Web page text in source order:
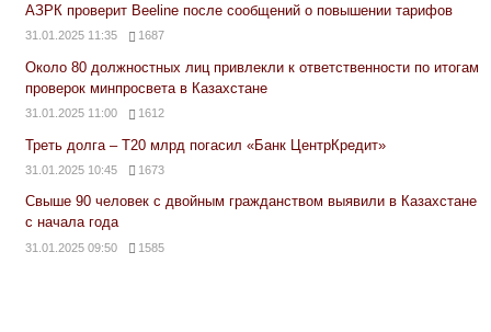
АЗРК проверит Beeline после сообщений о повышении тарифов
31.01.2025 11:35 1687
Около 80 должностных лиц привлекли к ответственности по итогам
проверок минпросвета в Казахстане
31.01.2025 11:00 1612
Треть долга – Т20 млрд погасил «Банк ЦентрКредит»
31.01.2025 10:45 1673
Свыше 90 человек с двойным гражданством выявили в Казахстане
с начала года
31.01.2025 09:50 1585